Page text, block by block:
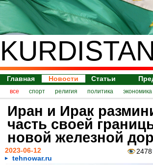
Главная Новости Статьи
все спорт религия политика экономика
Иран и Ирак
часть своей
новой железной
2478
2023-06-12
tehnowar.ru